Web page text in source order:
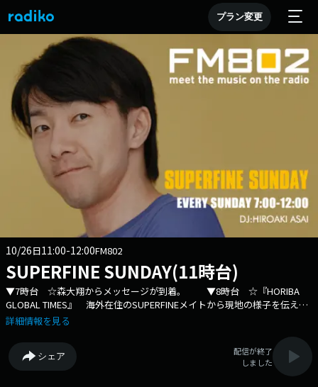
プラン変更
10/26日11:00-12:00FM802
SUPERFINE SUNDAY(11時台)
▼7時台 ☆森大翔からメッセージが到着。 ▼8時台 ☆『HORIBA
GLOBAL TIMES』 海外在住のSUPERFINEメイトから現地の様子を伝えて
もらっています。 今週はポーランドからメッセージが到着！
その成り立ちを考える時間 ▼9時台 ☆『HIDE and SING』 日曜の朝
の頭シャキッとタイム。 3曲目の共通点を見つけてもらう歌のかくれん
ぼ。 ☆『UMEKITA GET THE CHANCE』 グランフロント大阪・グラン
詳細情報を見る
シェア
配信が終了
しました